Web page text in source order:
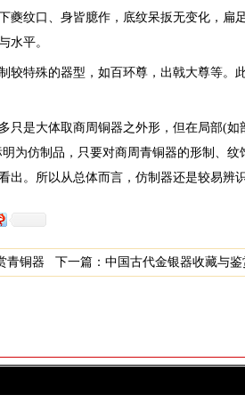
夔纹口、身皆臆作，底纹呆扳无变化，扁
水平。
较特殊的器型，如百环尊，出戟大尊等。
只是大体取商周铜器之外形，但在局部(
为仿制品，只要对商周青铜器的形制、纹
。所以从总体而言，仿制器还是较易辨识
青铜器 下一篇： 中国古代金银器收藏与鉴